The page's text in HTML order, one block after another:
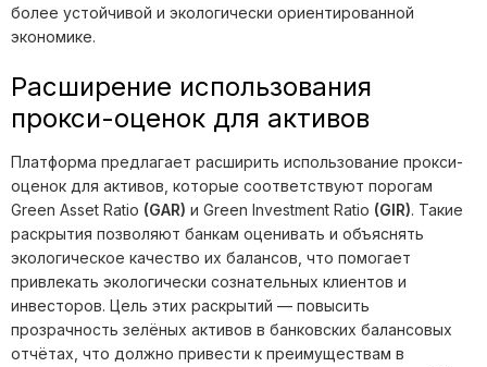
более устойчивой и экологически ориентированной
экономике.
Расширение использования
прокси-оценок для активов
Платформа предлагает расширить использование прокси-
оценок для активов, которые соответствуют порогам
Green Asset Ratio (GAR) и Green Investment Ratio (GIR). Такие
раскрытия позволяют банкам оценивать и объяснять
экологическое качество их балансов, что помогает
привлекать экологически сознательных клиентов и
инвесторов. Цель этих раскрытий — повысить
прозрачность зелёных активов в банковских балансовых
отчётах, что должно привести к преимуществам в